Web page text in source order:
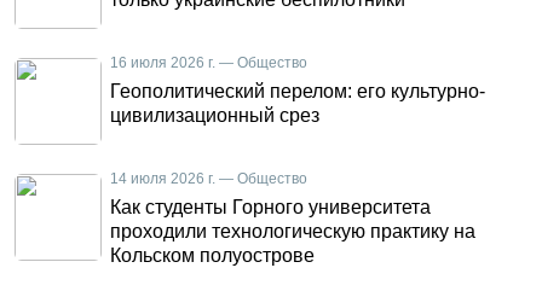
16 июля 2026 г. — Общество
Геополитический перелом: его культурно-
цивилизационный срез
14 июля 2026 г. — Общество
Как студенты Горного университета
проходили технологическую практику на
Кольском полуострове